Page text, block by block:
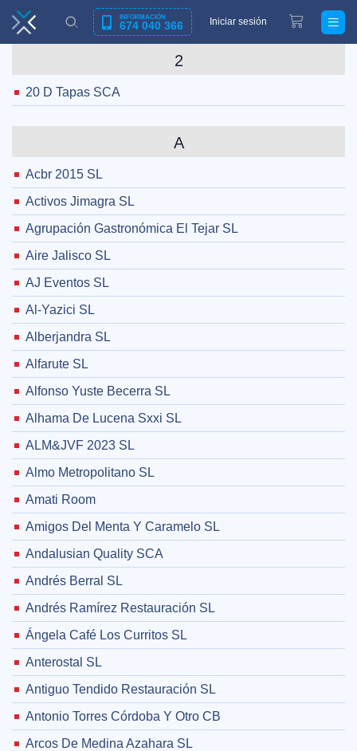
INFORMACIÓN
674 040 366 Iniciar sesión
2
20 D Tapas SCA
A
Acbr 2015 SL
Activos Jimagra SL
Agrupación Gastronómica El Tejar SL
Aire Jalisco SL
AJ Eventos SL
Al-Yazici SL
Alberjandra SL
Alfarute SL
Alfonso Yuste Becerra SL
Alhama De Lucena Sxxi SL
ALM&JVF 2023 SL
Almo Metropolitano SL
Amati Room
Amigos Del Menta Y Caramelo SL
Andalusian Quality SCA
Andrés Berral SL
Andrés Ramírez Restauración SL
Ángela Café Los Curritos SL
Anterostal SL
Antiguo Tendido Restauración SL
Antonio Torres Córdoba Y Otro CB
Arcos De Medina Azahara SL